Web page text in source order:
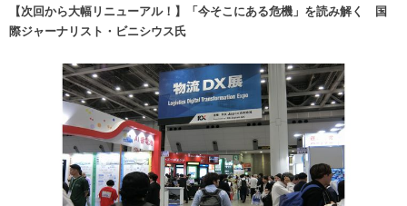
【次回から大幅リニューアル！】「今そこにある危機」を読み解く 国
際ジャーナリスト・ビニシウス氏